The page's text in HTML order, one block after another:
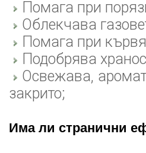
Помага при
Облекчава
Помага при
Подобрява
Освежава,
закрито;
Има ли странични